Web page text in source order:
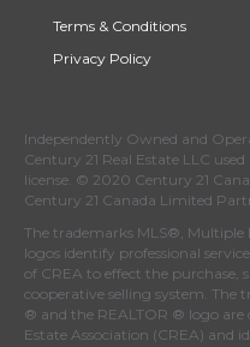
Terms & Conditions
Privacy Policy
Independently Owned and
Century 21 Real Estate LLC
license. © 2020 Century 21
Century 21 Canada Limited
The trademarks MLS®, Multiple
logos identify professional
of CREA to effect the purchase,
cooperative selling system. The
® and the REALTOR ® logo are
Estate Association (CREA) and